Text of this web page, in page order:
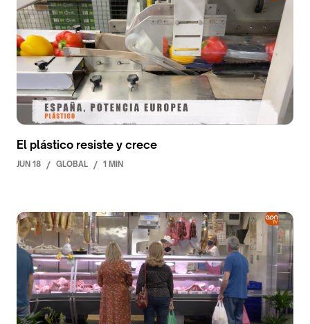
El plástico resiste y crece
JUN 18 / GLOBAL / 1 MIN